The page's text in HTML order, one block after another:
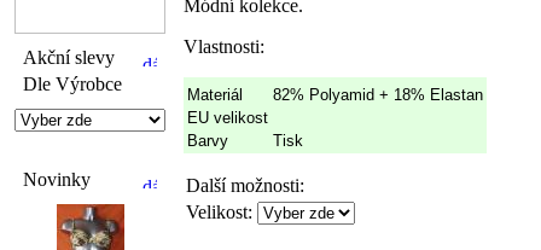
Akční slevy
Dle Výrobce
Novinky
Módní kolekce.
Vlastnosti:
Materiál
82% Polyamid + 18% Elastan
EU velikost
Barvy
Tisk
Další možnosti:
Velikost: